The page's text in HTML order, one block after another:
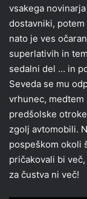
vsakega
dostavniki,
nato je ves
superlativih in
sedalni del … in
Seveda se mu
vrhunec, medtem
predšolske
zgolj avtomobili.
pospeškom okoli
pričakovali bi
za čustva ni več!